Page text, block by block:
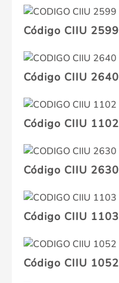
Código CIIU 2599
Código CIIU 2640
Código CIIU 1102
Código CIIU 2630
Código CIIU 1103
Código CIIU 1052